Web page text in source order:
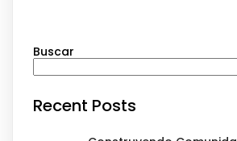
Buscar
Recent Posts